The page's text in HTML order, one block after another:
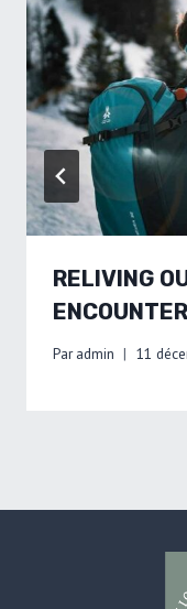
RELIVING
Par admin 11